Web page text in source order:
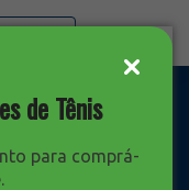
de Tênis
para comprá-